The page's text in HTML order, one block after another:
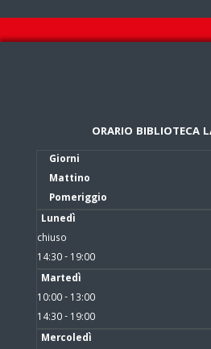
ORARIO BIBLIOTECA
Giorni
Mattino
Pomeriggio
Lunedì
chiuso
14:30 - 19:00
Martedì
10:00 - 13:00
14:30 - 19:00
Mercoledì